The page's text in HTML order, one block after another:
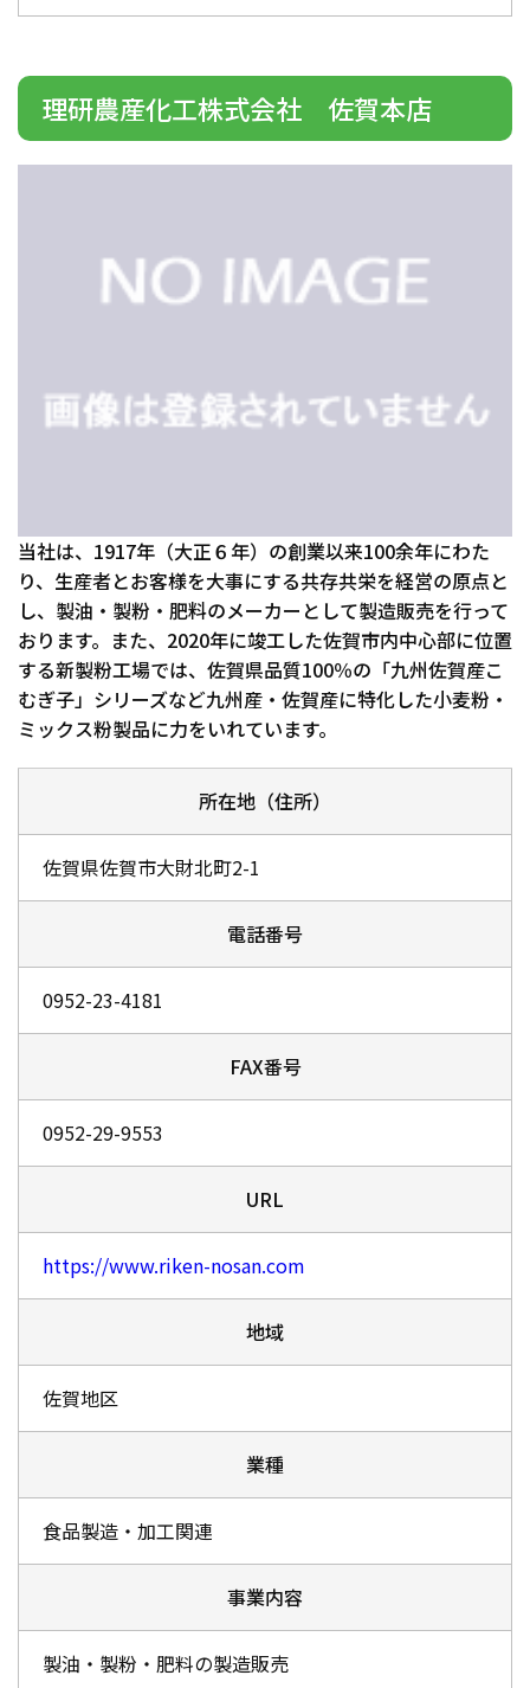
理研農産化工株式会社 佐賀本店
当社は、1917年（大正６年）の創業以来100余年にわた
り、生産者とお客様を大事にする共存共栄を経営の原点と
し、製油・製粉・肥料のメーカーとして製造販売を行って
おります。また、2020年に竣工した佐賀市内中心部に位置
する新製粉工場では、佐賀県品質100％の「九州佐賀産こ
むぎ子」シリーズなど九州産・佐賀産に特化した小麦粉・
ミックス粉製品に力をいれています。
所在地（住所）
佐賀県佐賀市大財北町2-1
電話番号
0952-23-4181
FAX番号
0952-29-9553
URL
https://www.riken-nosan.com
地域
佐賀地区
業種
食品製造・加工関連
事業内容
製油・製粉・肥料の製造販売